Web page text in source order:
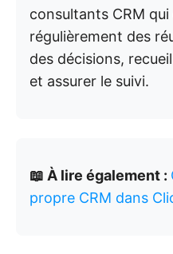
consultants CRM
régulièrement des
des décisions,
et assurer le suivi.
📖 À lire également :
propre CRM dans